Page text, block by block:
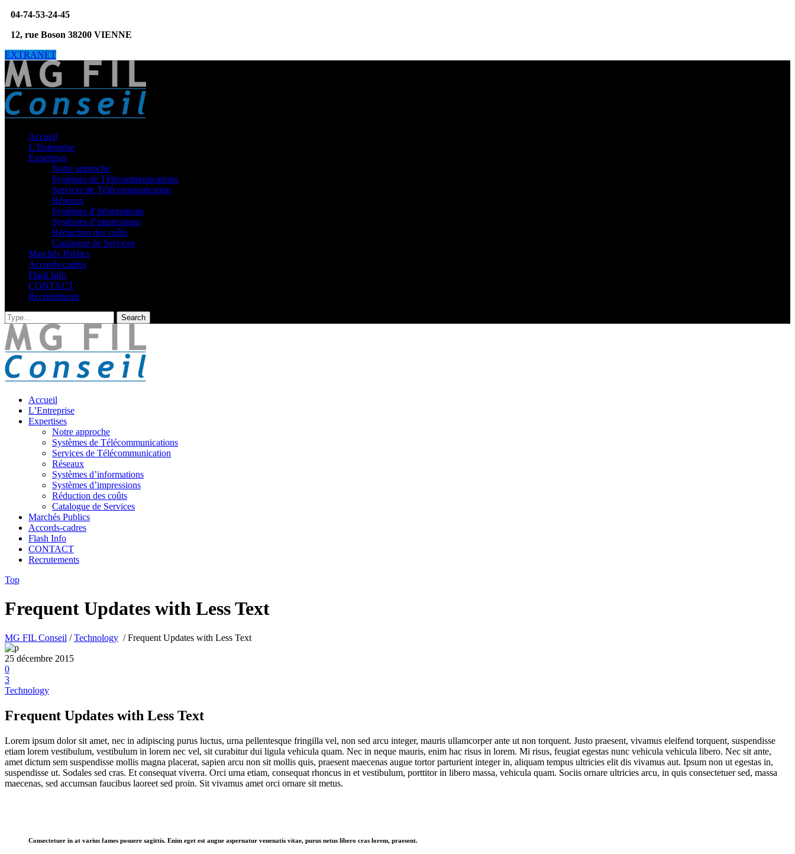
04-74-53-24-45
12, rue Boson 38200 VIENNE
EXTRANET
Accueil
L’Entreprise
Expertises
Notre approche
Systèmes de Télécommunications
Services de Télécommunication
Réseaux
Systèmes d’informations
Systèmes d’impressions
Réduction des coûts
Catalogue de Services
Marchés Publics
Accords-cadres
Flash Info
CONTACT
Recrutements
Accueil
L’Entreprise
Expertises
Notre approche
Systèmes de Télécommunications
Services de Télécommunication
Réseaux
Systèmes d’informations
Systèmes d’impressions
Réduction des coûts
Catalogue de Services
Marchés Publics
Accords-cadres
Flash Info
CONTACT
Recrutements
Top
Frequent Updates with Less Text
MG FIL Conseil /Technology /Frequent Updates with Less Text
25 décembre 2015
0
3
Technology
Frequent Updates with Less Text
Lorem ipsum dolor sit amet, nec in adipiscing purus luctus, urna pellentesque fringilla vel, non sed arcu integer, mauris ullamcorper ante ut non torquent. Justo praesent, vivamus eleifend torquent, suspendisse
etiam lorem vestibulum, vestibulum in lorem nec vel, sit curabitur dui ligula vehicula quam. Nec in neque mauris, enim hac risus in lorem. Mi risus, feugiat egestas nunc vehicula vehicula libero. Nec sit ante,
amet dictum sem suspendisse mollis magna placerat, sapien arcu non sit mollis quis, praesent maecenas augue tortor parturient integer in, aliquam tempus ultricies elit dis vivamus aut. Ipsum non ut egestas in,
suspendisse ut. Sodales sed cras. Et consequat viverra. Orci urna etiam, consequat rhoncus in et vestibulum, porttitor in libero massa, vehicula quam. Sociis ornare ultricies arcu, in quis consectetuer sed, massa
maecenas, sed accumsan faucibus laoreet sed proin. Sit vivamus amet orci ornare sit metus.
Consectetuer in at varius fames posuere sagittis. Enim eget est augue aspernatur venenatis vitae, purus netus libero cras lorem, praesent.